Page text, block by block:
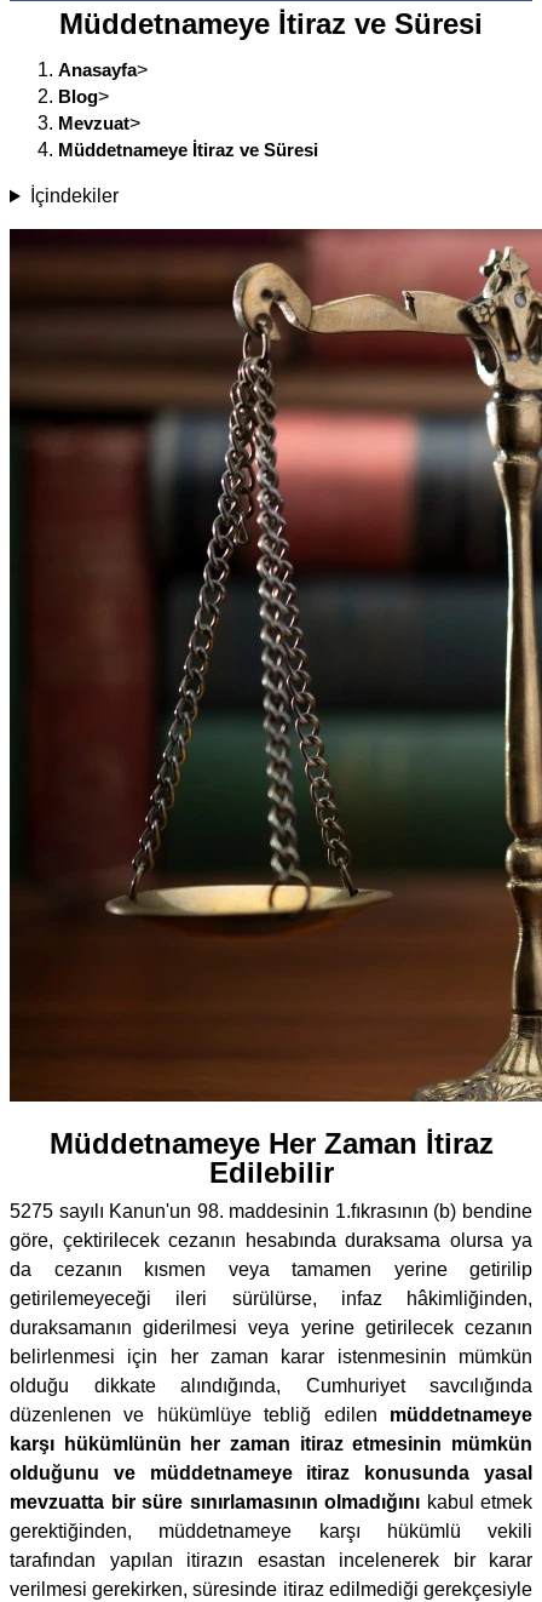
Müddetnameye İtiraz ve Süresi
Anasayfa>
Blog>
Mevzuat>
Müddetnameye İtiraz ve Süresi
İçindekiler
Müddetnameye Her Zaman İtiraz
Edilebilir
5275 sayılı Kanun'un 98. maddesinin 1.fıkrasının (b) bendine
göre, çektirilecek cezanın hesabında duraksama olursa ya
da cezanın kısmen veya tamamen yerine getirilip
getirilemeyeceği ileri sürülürse, infaz hâkimliğinden,
duraksamanın giderilmesi veya yerine getirilecek cezanın
belirlenmesi için her zaman karar istenmesinin mümkün
olduğu dikkate alındığında, Cumhuriyet savcılığında
düzenlenen ve hükümlüye tebliğ edilen müddetnameye
karşı hükümlünün her zaman itiraz etmesinin mümkün
olduğunu ve müddetnameye itiraz konusunda yasal
mevzuatta bir süre sınırlamasının olmadığını kabul etmek
gerektiğinden, müddetnameye karşı hükümlü vekili
tarafından yapılan itirazın esastan incelenerek bir karar
verilmesi gerekirken, süresinde itiraz edilmediği gerekçesiyle